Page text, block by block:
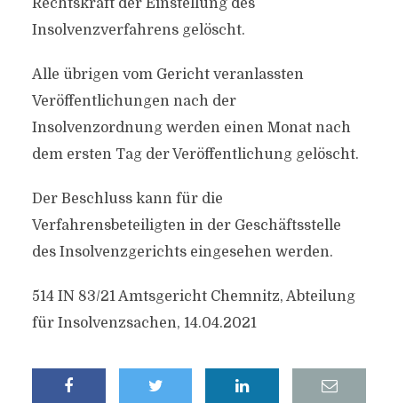
Rechtskraft der Einstellung des
Insolvenzverfahrens gelöscht.
Alle übrigen vom Gericht veranlassten
Veröffentlichungen nach der
Insolvenzordnung werden einen Monat nach
dem ersten Tag der Veröffentlichung gelöscht.
Der Beschluss kann für die
Verfahrensbeteiligten in der Geschäftsstelle
des Insolvenzgerichts eingesehen werden.
514 IN 83/21 Amtsgericht Chemnitz, Abteilung
für Insolvenzsachen, 14.04.2021